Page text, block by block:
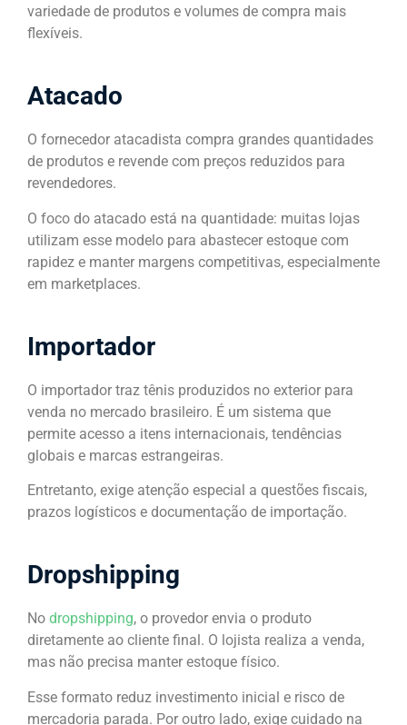
variedade de produtos e volumes de compra mais
flexíveis.
Atacado
O fornecedor atacadista compra grandes quantidades
de produtos e revende com preços reduzidos para
revendedores.
O foco do atacado está na quantidade: muitas lojas
utilizam esse modelo para abastecer estoque com
rapidez e manter margens competitivas, especialmente
em marketplaces.
Importador
O importador traz tênis produzidos no exterior para
venda no mercado brasileiro. É um sistema que
permite acesso a itens internacionais, tendências
globais e marcas estrangeiras.
Entretanto, exige atenção especial a questões fiscais,
prazos logísticos e documentação de importação.
Dropshipping
No dropshipping, o provedor envia o produto
diretamente ao cliente final. O lojista realiza a venda,
mas não precisa manter estoque físico.
Esse formato reduz investimento inicial e risco de
mercadoria parada. Por outro lado, exige cuidado na